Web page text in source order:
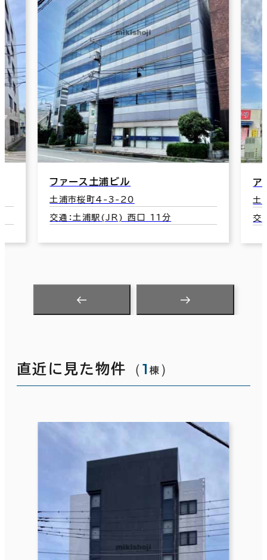
ファース土浦ビル
土浦市桜町4-3-20
交通：土浦駅(JR) 西口 11分
ア
土
交
直近に見た物件 （1 棟 ）